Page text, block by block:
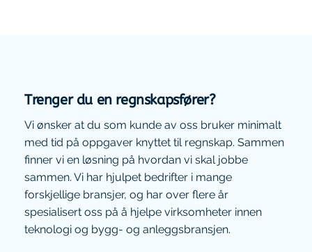
Trenger du en regnskapsfører?
Vi ønsker at du som kunde av oss bruker minimalt
med tid på oppgaver knyttet til regnskap. Sammen
finner vi en løsning på hvordan vi skal jobbe
sammen. Vi har hjulpet bedrifter i mange
forskjellige bransjer, og har over flere år
spesialisert oss på å hjelpe virksomheter innen
teknologi og bygg- og anleggsbransjen.